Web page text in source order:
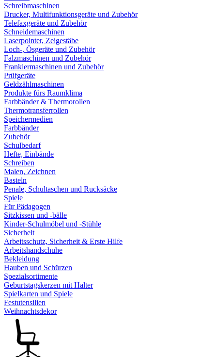
Schreibmaschinen
Drucker, Multifunktionsgeräte und Zubehör
Telefaxgeräte und Zubehör
Schneidemaschinen
Laserpointer, Zeigestäbe
Loch-, Ösgeräte und Zubehör
Falzmaschinen und Zubehör
Frankiermaschinen und Zubehör
Prüfgeräte
Geldzählmaschinen
Produkte fürs Raumklima
Farbbänder & Thermorollen
Thermotransferrollen
Speichermedien
Farbbänder
Zubehör
Schulbedarf
Hefte, Einbände
Schreiben
Malen, Zeichnen
Basteln
Penale, Schultaschen und Rucksäcke
Spiele
Für Pädagogen
Sitzkissen und -bälle
Kinder-Schulmöbel und -Stühle
Sicherheit
Arbeitsschutz, Sicherheit & Erste Hilfe
Arbeitshandschuhe
Bekleidung
Hauben und Schürzen
Spezialsortimente
Geburtstagskerzen mit Halter
Spielkarten und Spiele
Festutensilien
Weihnachtsdekor